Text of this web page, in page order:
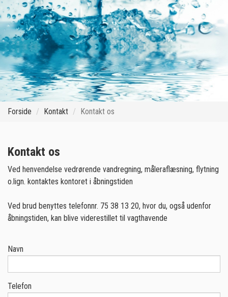
Forside Kontakt Kontakt os
Kontakt os
Ved henvendelse vedrørende vandregning, måleraflæsning, flytning
o.lign. kontaktes kontoret i åbningstiden
Ved brud benyttes telefonnr. 75 38 13 20, hvor du, også udenfor
åbningstiden, kan blive viderestillet til vagthavende
Navn
Telefon